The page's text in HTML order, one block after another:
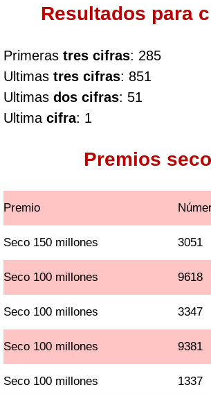
Resultados para
Primeras tres cifras: 285
Ultimas tres cifras: 851
Ultimas dos cifras: 51
Ultima cifra: 1
Premios
Premio
Seco 150 millones 3051
Seco 100 millones 9618
Seco 100 millones 3347
Seco 100 millones 9381
Seco 100 millones 1337